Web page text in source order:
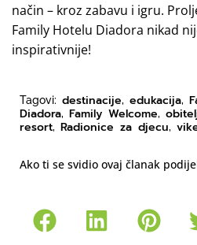
način – kroz zabavu i igru.
Family Hotelu Diadora nikad
inspirativnije!
Tagovi: destinacije, edukacija,
Diadora, Family Welcome,
resort, Radionice za djecu,
Ako ti se svidio ovaj članak